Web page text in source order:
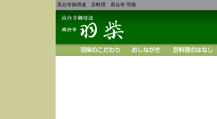
高台寺御用達 京料理 高台寺 羽柴